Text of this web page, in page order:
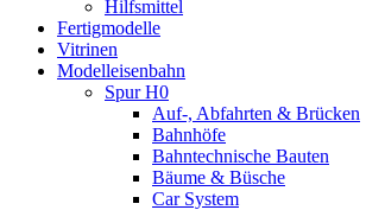
Hilfsmittel
Fertigmodelle
Vitrinen
Modelleisenbahn
Spur H0
Auf-, Abfahrten & Brücken
Bahnhöfe
Bahntechnische Bauten
Bäume & Büsche
Car System